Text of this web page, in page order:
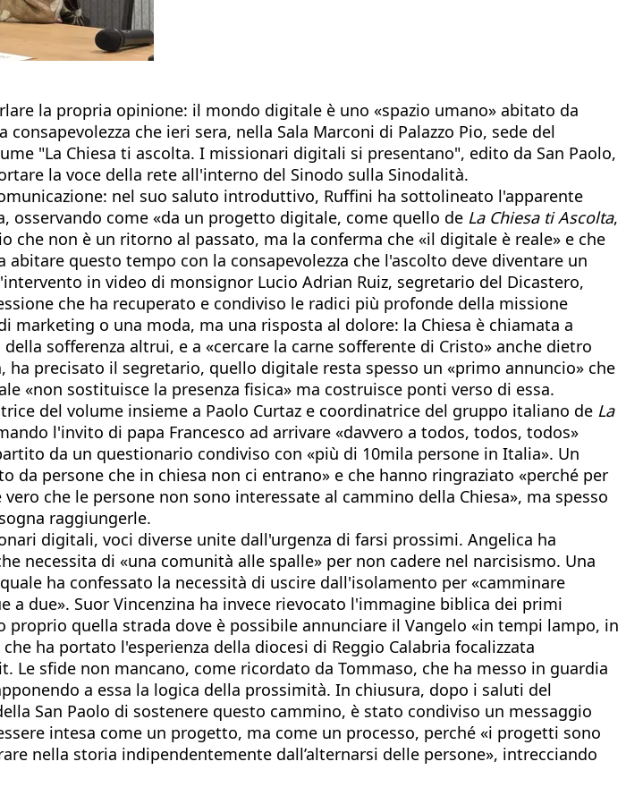
la propria opinione: il mondo digitale è uno «spazio umano» abitato da
che ieri sera, nella Sala Marconi di Palazzo Pio, sede del
"La Chiesa ti ascolta. I missionari digitali si presentano", edito da San Paolo,
la voce della rete all'interno del Sinodo sulla Sinodalità.
nel suo saluto introduttivo, Ruffini ha sottolineato l'apparente
come «da un progetto digitale, come quello de La Chiesa ti Ascolta,
che non è un ritorno al passato, ma la conferma che «il digitale è reale» e che
questo tempo con la consapevolezza che l'ascolto deve diventare un
in video di monsignor Lucio Adrian Ruiz, segretario del Dicastero,
che ha recuperato e condiviso le radici più profonde della missione
o una moda, ma una risposta al dolore: la Chiesa è chiamata a
sofferenza altrui, e a «cercare la carne sofferente di Cristo» anche dietro
precisato il segretario, quello digitale resta spesso un «primo annuncio» che
«non sostituisce la presenza fisica» ma costruisce ponti verso di essa.
del volume insieme a Paolo Curtaz e coordinatrice del gruppo italiano de La
l'invito di papa Francesco ad arrivare «davvero a todos, todos, todos»
da un questionario condiviso con «più di 10mila persone in Italia». Un
da persone che in chiesa non ci entrano» e che hanno ringraziato «perché per
che le persone non sono interessate al cammino della Chiesa», ma spesso
raggiungerle.
digitali, voci diverse unite dall'urgenza di farsi prossimi. Angelica ha
necessita di «una comunità alle spalle» per non cadere nel narcisismo. Una
ha confessato la necessità di uscire dall'isolamento per «camminare
due». Suor Vincenzina ha invece rievocato l'immagine biblica dei primi
quella strada dove è possibile annunciare il Vangelo «in tempi lampo, in
ha portato l'esperienza della diocesi di Reggio Calabria focalizzata
sfide non mancano, come ricordato da Tommaso, che ha messo in guardia
a essa la logica della prossimità. In chiusura, dopo i saluti del
San Paolo di sostenere questo cammino, è stato condiviso un messaggio
intesa come un progetto, ma come un processo, perché «i progetti sono
nella storia indipendentemente dall’alternarsi delle persone», intrecciando